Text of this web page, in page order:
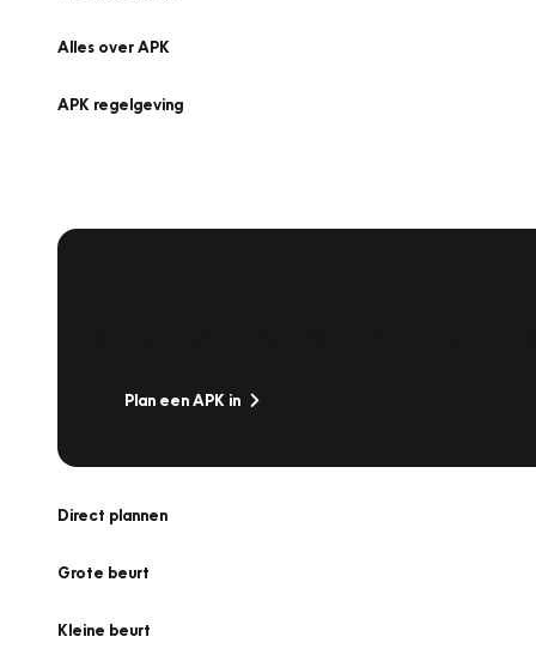
Alles over APK
APK regelgeving
Plan een APK in
Direct plannen
Grote beurt
Kleine beurt